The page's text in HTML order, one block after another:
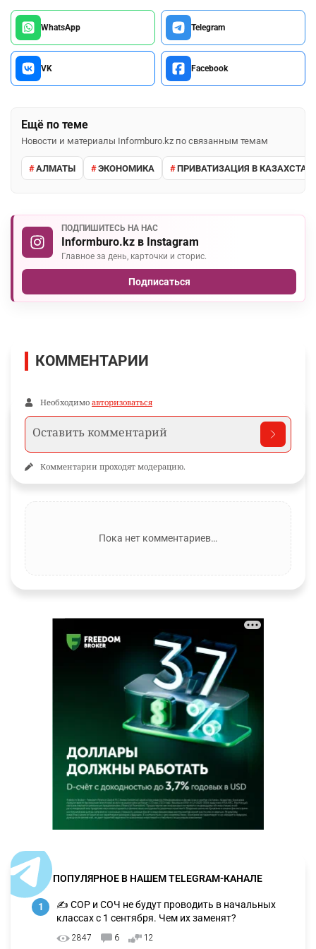
WhatsApp Telegram
VK Facebook
Ещё по теме
Новости и материалы Informburo.kz по связанным темам
АЛМАТЫ ЭКОНОМИКА ПРИВАТИЗАЦИЯ В
ПОДПИШИТЕСЬ НА НАС
Informburo.kz в Instagram
Главное за день, карточки и сторис.
Подписаться
КОММЕНТАРИИ
Необходимо авторизоваться
Комментарии проходят модерацию.
Пока нет комментариев…
ПОПУЛЯРНОЕ В НАШЕМ TELEGRAM-КАНАЛЕ
1
✍️ СОР и СОЧ не будут проводить в начальных
классах с 1 сентября. Чем их заменят?
2847 6 12